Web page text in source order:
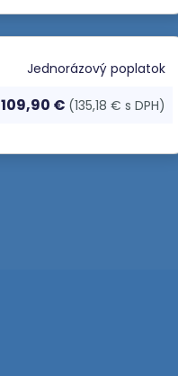
Jednorázový poplatok
109,90 € (135,18 € s DPH)